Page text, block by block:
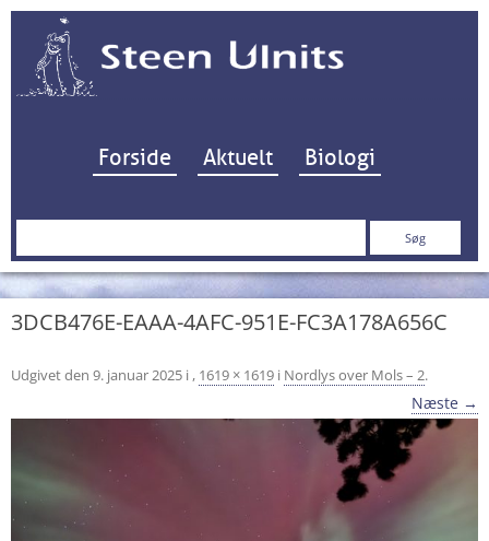
Hop til indhold
Forside Aktuelt Biologi
Søg
3DCB476E-EAAA-4AFC-951E-FC3A178A656C
Udgivet den 9. januar 2025 i , 1619 × 1619 i Nordlys over Mols – 2.
Næste →